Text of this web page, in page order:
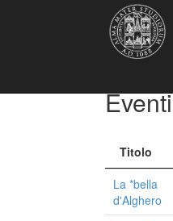
Eventi
Titolo
La *bella
d'Alghero